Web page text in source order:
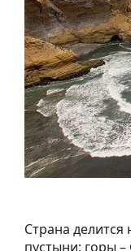
Страна
пустыни; горы